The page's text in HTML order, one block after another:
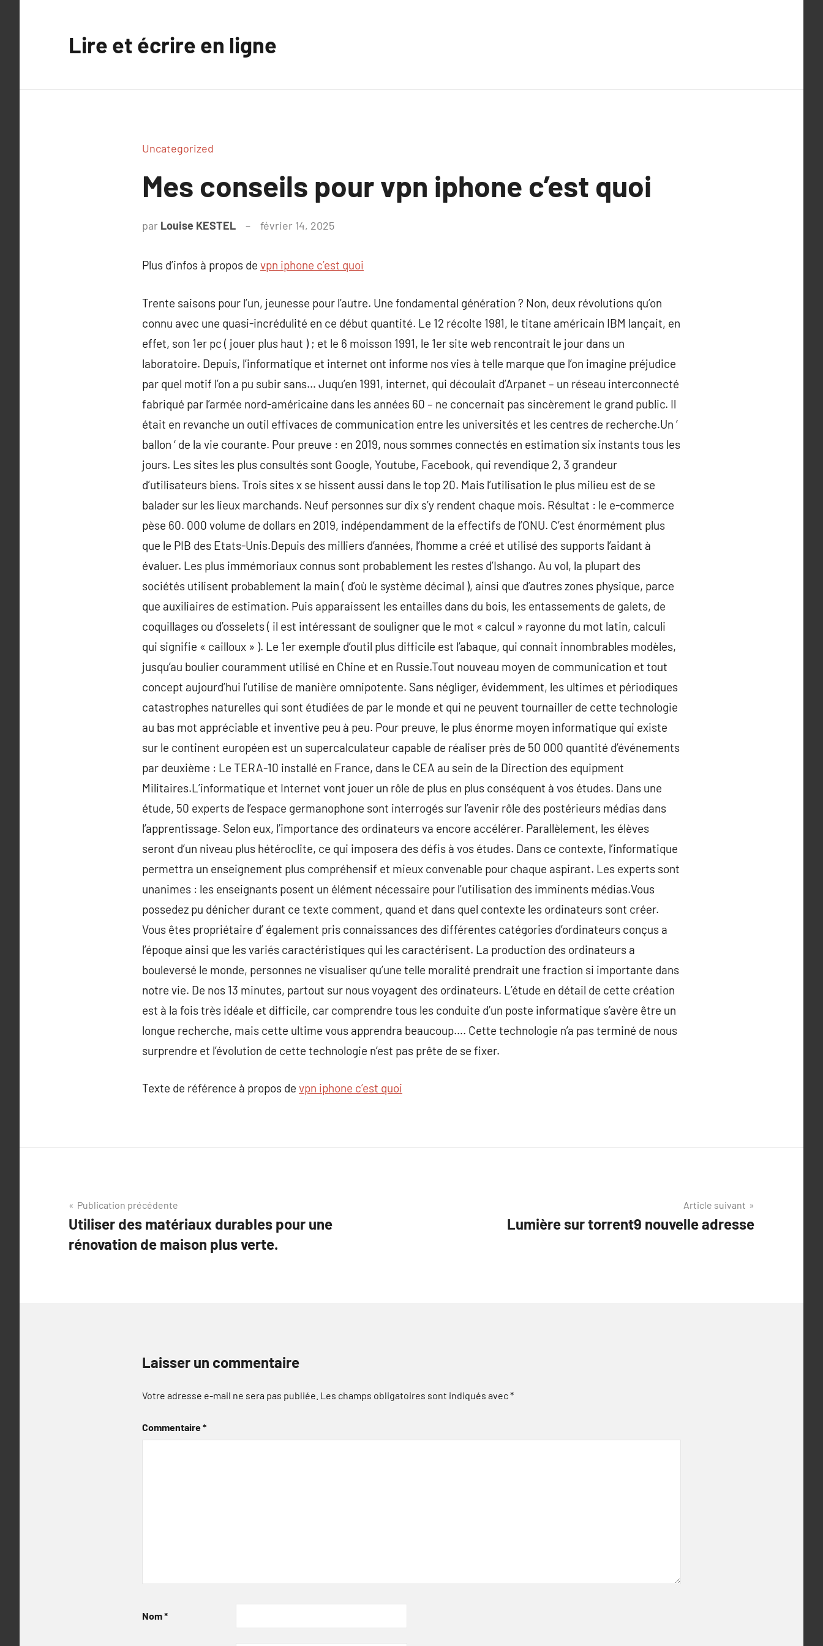
Lire et écrire en ligne
Uncategorized
Mes conseils pour vpn iphone c’est quoi
par Louise KESTEL février 14, 2025
Plus d’infos à propos de vpn iphone c’est quoi
Trente saisons pour l’un, jeunesse pour l’autre. Une fondamental génération ? Non, deux révolutions qu’on
connu avec une quasi-incrédulité en ce début quantité. Le 12 récolte 1981, le titane américain IBM lançait, en
effet, son 1er pc ( jouer plus haut ) ; et le 6 moisson 1991, le 1er site web rencontrait le jour dans un
laboratoire. Depuis, l’informatique et internet ont informe nos vies à telle marque que l’on imagine préjudice
par quel motif l’on a pu subir sans… Juqu’en 1991, internet, qui découlait d’Arpanet – un réseau interconnecté
fabriqué par l’armée nord-américaine dans les années 60 – ne concernait pas sincèrement le grand public. Il
était en revanche un outil effivaces de communication entre les universités et les centres de recherche.Un ‘
ballon ‘ de la vie courante. Pour preuve : en 2019, nous sommes connectés en estimation six instants tous les
jours. Les sites les plus consultés sont Google, Youtube, Facebook, qui revendique 2, 3 grandeur
d’utilisateurs biens. Trois sites x se hissent aussi dans le top 20. Mais l’utilisation le plus milieu est de se
balader sur les lieux marchands. Neuf personnes sur dix s’y rendent chaque mois. Résultat : le e-commerce
pèse 60. 000 volume de dollars en 2019, indépendamment de la effectifs de l’ONU. C’est énormément plus
que le PIB des Etats-Unis.Depuis des milliers d’années, l’homme a créé et utilisé des supports l’aidant à
évaluer. Les plus immémoriaux connus sont probablement les restes d’Ishango. Au vol, la plupart des
sociétés utilisent probablement la main ( d’où le système décimal ), ainsi que d’autres zones physique, parce
que auxiliaires de estimation. Puis apparaissent les entailles dans du bois, les entassements de galets, de
coquillages ou d’osselets ( il est intéressant de souligner que le mot « calcul » rayonne du mot latin, calculi
qui signifie « cailloux » ). Le 1er exemple d’outil plus difficile est l’abaque, qui connait innombrables modèles,
jusqu’au boulier couramment utilisé en Chine et en Russie.Tout nouveau moyen de communication et tout
concept aujourd’hui l’utilise de manière omnipotente. Sans négliger, évidemment, les ultimes et périodiques
catastrophes naturelles qui sont étudiées de par le monde et qui ne peuvent tournailler de cette technologie
au bas mot appréciable et inventive peu à peu. Pour preuve, le plus énorme moyen informatique qui existe
sur le continent européen est un supercalculateur capable de réaliser près de 50 000 quantité d’événements
par deuxième : Le TERA-10 installé en France, dans le CEA au sein de la Direction des equipment
Militaires.L’informatique et Internet vont jouer un rôle de plus en plus conséquent à vos études. Dans une
étude, 50 experts de l’espace germanophone sont interrogés sur l’avenir rôle des postérieurs médias dans
l’apprentissage. Selon eux, l’importance des ordinateurs va encore accélérer. Parallèlement, les élèves
seront d’un niveau plus hétéroclite, ce qui imposera des défis à vos études. Dans ce contexte, l’informatique
permettra un enseignement plus compréhensif et mieux convenable pour chaque aspirant. Les experts sont
unanimes : les enseignants posent un élément nécessaire pour l’utilisation des imminents médias.Vous
possedez pu dénicher durant ce texte comment, quand et dans quel contexte les ordinateurs sont créer.
Vous êtes propriétaire d’ également pris connaissances des différentes catégories d’ordinateurs conçus a
l’époque ainsi que les variés caractéristiques qui les caractérisent. La production des ordinateurs a
bouleversé le monde, personnes ne visualiser qu’une telle moralité prendrait une fraction si importante dans
notre vie. De nos 13 minutes, partout sur nous voyagent des ordinateurs. L’étude en détail de cette création
est à la fois très idéale et difficile, car comprendre tous les conduite d’un poste informatique s’avère être un
longue recherche, mais cette ultime vous apprendra beaucoup…. Cette technologie n’a pas terminé de nous
surprendre et l’évolution de cette technologie n’est pas prête de se fixer.
Texte de référence à propos de vpn iphone c’est quoi
Navigation
de
l’article
Publication précédente
Utiliser des matériaux durables pour une
rénovation de maison plus verte.
Article suivant
Lumière sur torrent9 nouvelle adresse
Laisser un commentaire
Votre adresse e-mail ne sera pas publiée. Les champs obligatoires sont indiqués avec*
Commentaire*
Nom*